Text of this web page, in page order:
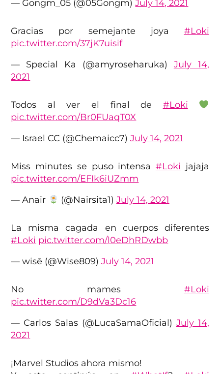
— Gongm_05 (@05Gongm)July 14, 2021
Gracias por semejante joya #Loki
pic.twitter.com/37jK7uisif
— Special Ka (@amyroseharuka) July 14,
2021
Todos al ver el final de #Loki
pic.twitter.com/Br0FUaqT0X
— Israel CC (@Chemaicc7)July 14, 2021
Miss minutes se puso intensa #Loki jajaja
pic.twitter.com/EFIk6iUZmm
— Anair
(@Nairsita1) July 14, 2021
La misma cagada en cuerpos diferentes
#Loki pic.twitter.com/l0eDhRDwbb
— wisē (@Wise809)July 14, 2021
No mames #Loki
pic.twitter.com/D9dVa3Dc16
— Carlos Salas (@LucaSamaOficial) July 14,
2021
¡Marvel Studios ahora mismo!